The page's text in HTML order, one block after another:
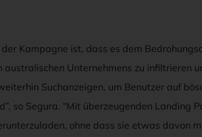
Kampagne ist, dass es dem
australischen Unternehmens zu infiltrieren
Suchanzeigen, um Benutzer auf
so Segura. “Mit überzeugenden Landing
ohne dass sie etwas davon